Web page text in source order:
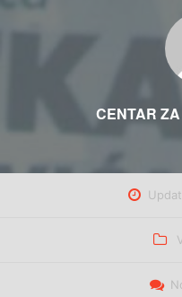
CENTAR